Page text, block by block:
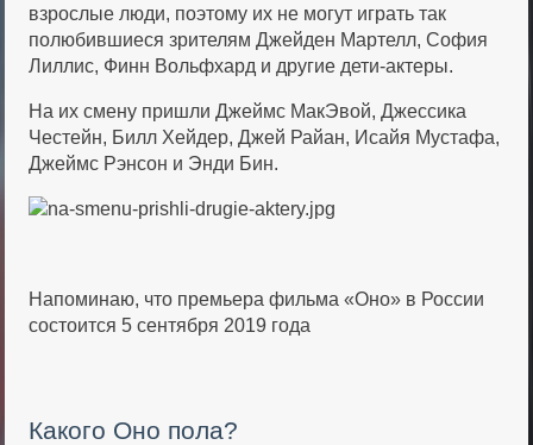
взрослые люди, поэтому их не могут играть так
полюбившиеся зрителям Джейден Мартелл, София
Лиллис, Финн Вольфхард и другие дети-актеры.
На их смену пришли Джеймс МакЭвой, Джессика
Честейн, Билл Хейдер, Джей Райан, Исайя Мустафа,
Джеймс Рэнсон и Энди Бин.
Напоминаю, что премьера фильма «Оно» в России
состоится 5 сентября 2019 года
Какого Оно пола?